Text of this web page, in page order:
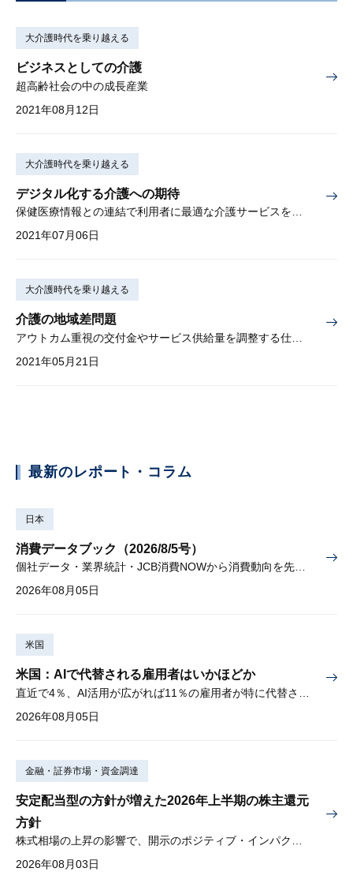
大介護時代を乗り越える
ビジネスとしての介護
超高齢社会の中の成長産業
2021年08月12日
大介護時代を乗り越える
デジタル化する介護への期待
保健医療情報との連結で利用者に最適な介護サービスを実現する
2021年07月06日
大介護時代を乗り越える
介護の地域差問題
2021年05月21日
最新のレポート・コラム
日本
消費データブック（2026/8/5号）
個社データ・業界統計・JCB消費NOWから消費動向を先取り
2026年08月05日
米国
米国：AIで代替される雇用者はいかほどか
2026年08月05日
金融・証券市場・資金調達
安定配当型の方針が増えた2026年上半期の株主還元
方針
株式相場の上昇の影響で、開示のポジティブ・インパクトは低下
2026年08月03日